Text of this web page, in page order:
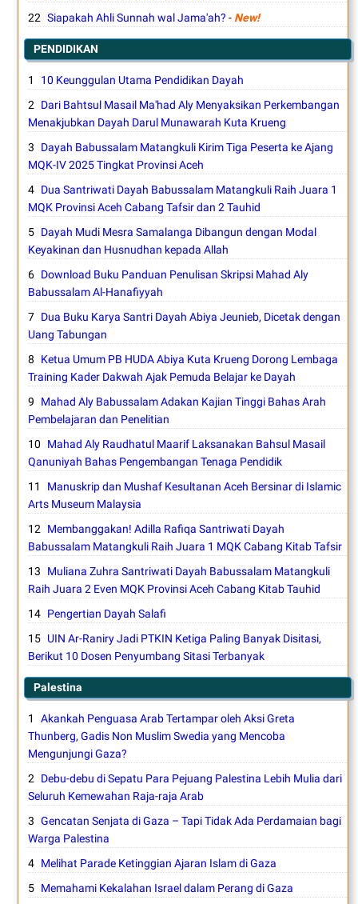
Siapakah Ahli Sunnah wal Jama'ah? - New!
PENDIDIKAN
10 Keunggulan Utama Pendidikan Dayah
Dari Bahtsul Masail Ma'had Aly Menyaksikan Perkembangan
Menakjubkan Dayah Darul Munawarah Kuta Krueng
Dayah Babussalam Matangkuli Kirim Tiga Peserta ke Ajang
MQK-IV 2025 Tingkat Provinsi Aceh
Dua Santriwati Dayah Babussalam Matangkuli Raih Juara 1
MQK Provinsi Aceh Cabang Tafsir dan 2 Tauhid
Dayah Mudi Mesra Samalanga Dibangun dengan Modal
Keyakinan dan Husnudhan kepada Allah
Download Buku Panduan Penulisan Skripsi Mahad Aly
Babussalam Al-Hanafiyyah
Dua Buku Karya Santri Dayah Abiya Jeunieb, Dicetak dengan
Uang Tabungan
Ketua Umum PB HUDA Abiya Kuta Krueng Dorong Lembaga
Training Kader Dakwah Ajak Pemuda Belajar ke Dayah
Mahad Aly Babussalam Adakan Kajian Tinggi Bahas Arah
Pembelajaran dan Penelitian
Mahad Aly Raudhatul Maarif Laksanakan Bahsul Masail
Qanuniyah Bahas Pengembangan Tenaga Pendidik
Manuskrip dan Mushaf Kesultanan Aceh Bersinar di Islamic
Arts Museum Malaysia
Membanggakan! Adilla Rafiqa Santriwati Dayah
Babussalam Matangkuli Raih Juara 1 MQK Cabang Kitab Tafsir
Muliana Zuhra Santriwati Dayah Babussalam Matangkuli
Raih Juara 2 Even MQK Provinsi Aceh Cabang Kitab Tauhid
Pengertian Dayah Salafi
UIN Ar-Raniry Jadi PTKIN Ketiga Paling Banyak Disitasi,
Berikut 10 Dosen Penyumbang Sitasi Terbanyak
Palestina
Akankah Penguasa Arab Tertampar oleh Aksi Greta
Thunberg, Gadis Non Muslim Swedia yang Mencoba
Mengunjungi Gaza?
Debu-debu di Sepatu Para Pejuang Palestina Lebih Mulia dari
Seluruh Kemewahan Raja-raja Arab
Gencatan Senjata di Gaza – Tapi Tidak Ada Perdamaian bagi
Warga Palestina
Melihat Parade Ketinggian Ajaran Islam di Gaza
Memahami Kekalahan Israel dalam Perang di Gaza